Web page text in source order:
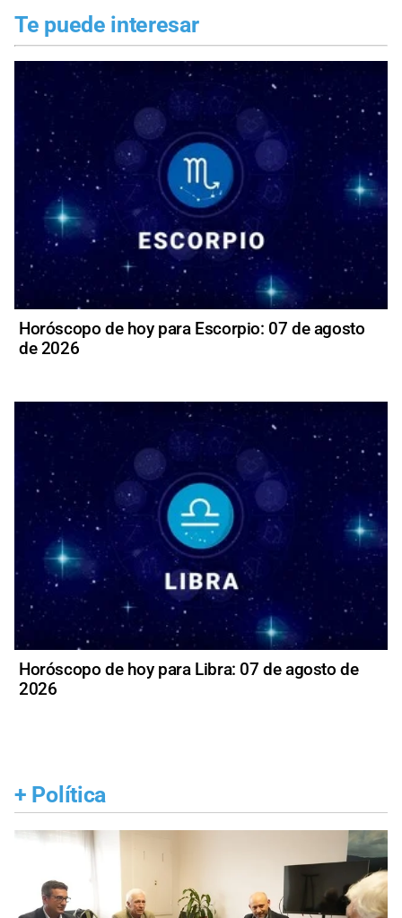
Te puede interesar
Horóscopo de hoy para Escorpio: 07 de agosto
de 2026
Horóscopo de hoy para Libra: 07 de agosto de
2026
+ Política